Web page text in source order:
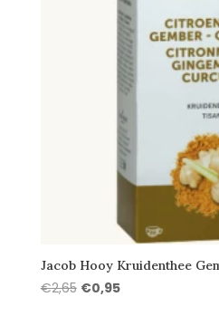
Jacob Hooy Kruidenthee
€2,65 Oorspronkelijke
€0,95Huidige